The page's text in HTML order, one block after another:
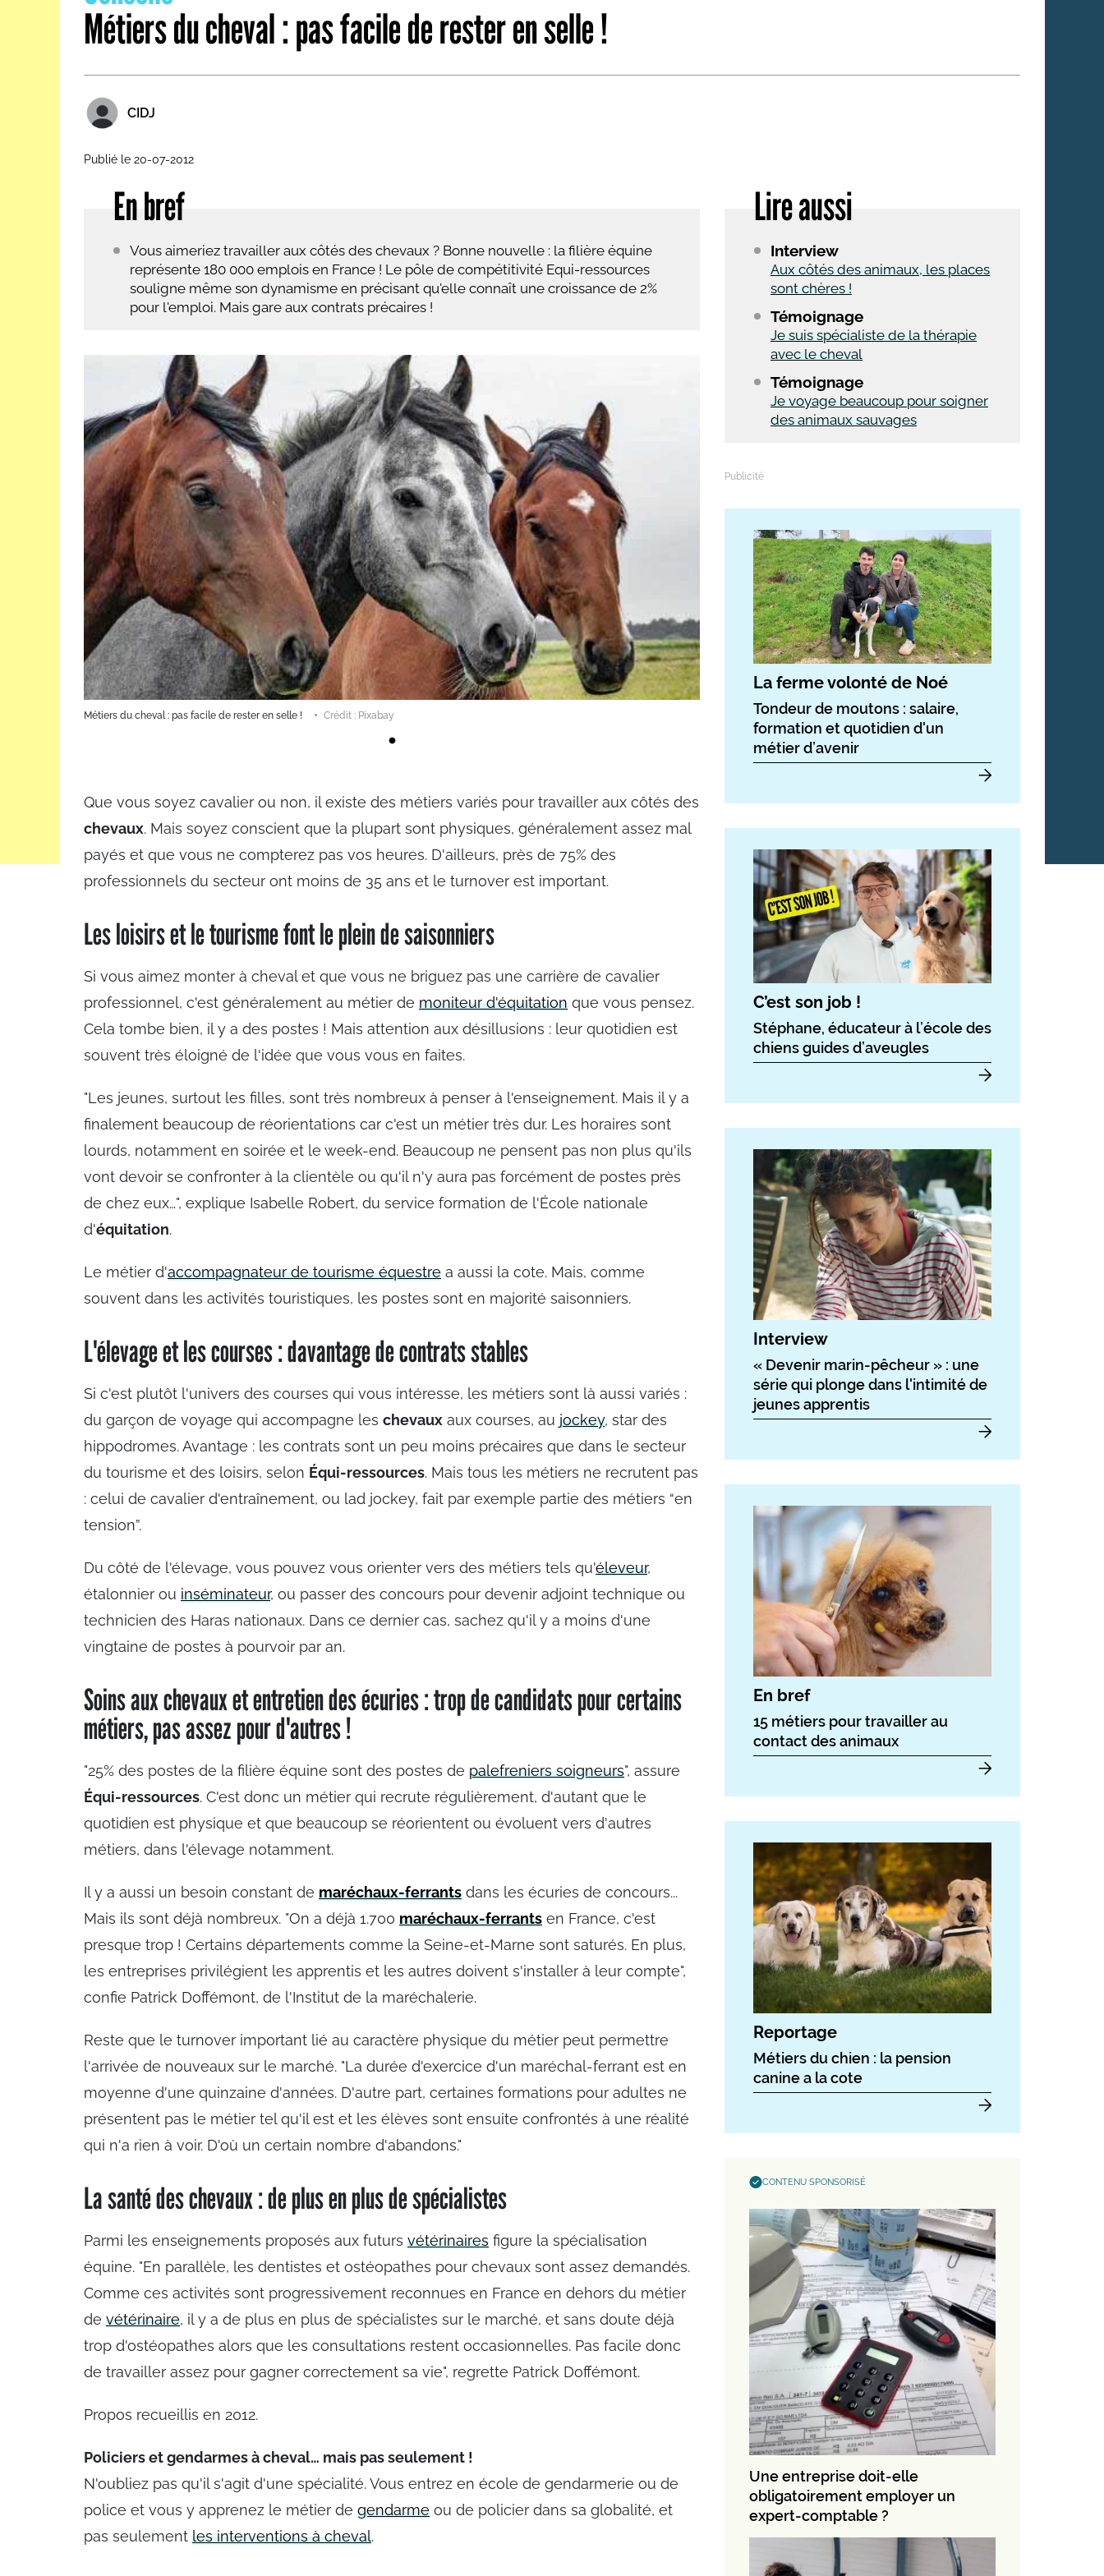
Les métiers par ordre alphabétique Après la 3eme
Avec nos focus métiers
Métiers du cheval : pas facile de rester en selle !
CIDJ
Publié le 20-07-2012
En bref
Vous aimeriez travailler aux côtés des chevaux ? Bonne nouvelle : la filière équine
représente 180 000 emplois en France ! Le pôle de compétitivité Equi-ressources
souligne même son dynamisme en précisant qu'elle connaît une croissance de 2%
pour l'emploi. Mais gare aux contrats précaires !
Métiers du cheval : pas facile de rester en selle ! Crédit : Pixabay
Que vous soyez cavalier ou non, il existe des métiers variés pour travailler aux côtés des
chevaux. Mais soyez conscient que la plupart sont physiques, généralement assez mal
payés et que vous ne compterez pas vos heures. D'ailleurs, près de 75% des
professionnels du secteur ont moins de 35 ans et le turnover est important.
Les loisirs et le tourisme font le plein de saisonniers
Si vous aimez monter à cheval et que vous ne briguez pas une carrière de cavalier
professionnel, c'est généralement au métier de moniteur d'équitation que vous pensez.
Cela tombe bien, il y a des postes ! Mais attention aux désillusions : leur quotidien est
souvent très éloigné de l'idée que vous vous en faites.
"Les jeunes, surtout les filles, sont très nombreux à penser à l'enseignement. Mais il y a
finalement beaucoup de réorientations car c'est un métier très dur. Les horaires sont
lourds, notamment en soirée et le week-end. Beaucoup ne pensent pas non plus qu'ils
vont devoir se confronter à la clientèle ou qu'il n'y aura pas forcément de postes près
de chez eux…", explique Isabelle Robert, du service formation de l'École nationale
d'équitation.
Le métier d'accompagnateur de tourisme équestre a aussi la cote. Mais, comme
souvent dans les activités touristiques, les postes sont en majorité saisonniers.
L'élevage et les courses : davantage de contrats stables
Si c'est plutôt l'univers des courses qui vous intéresse, les métiers sont là aussi variés :
du garçon de voyage qui accompagne les chevaux aux courses, au jockey, star des
hippodromes. Avantage : les contrats sont un peu moins précaires que dans le secteur
du tourisme et des loisirs, selon Équi-ressources. Mais tous les métiers ne recrutent pas
: celui de cavalier d'entraînement, ou lad jockey, fait par exemple partie des métiers “en
tension”.
Du côté de l'élevage, vous pouvez vous orienter vers des métiers tels qu'éleveur,
étalonnier ou inséminateur, ou passer des concours pour devenir adjoint technique ou
technicien des Haras nationaux. Dans ce dernier cas, sachez qu'il y a moins d'une
vingtaine de postes à pourvoir par an.
Soins aux chevaux et entretien des écuries : trop de candidats pour certains
métiers, pas assez pour d'autres !
"25% des postes de la filière équine sont des postes de palefreniers soigneurs", assure
Équi-ressources. C'est donc un métier qui recrute régulièrement, d'autant que le
quotidien est physique et que beaucoup se réorientent ou évoluent vers d'autres
métiers, dans l'élevage notamment.
Il y a aussi un besoin constant de maréchaux-ferrants dans les écuries de concours...
Mais ils sont déjà nombreux. "On a déjà 1.700 maréchaux-ferrants en France, c'est
presque trop ! Certains départements comme la Seine-et-Marne sont saturés. En plus,
les entreprises privilégient les apprentis et les autres doivent s'installer à leur compte",
confie Patrick Doffémont, de l'Institut de la maréchalerie.
Reste que le turnover important lié au caractère physique du métier peut permettre
l'arrivée de nouveaux sur le marché. "La durée d'exercice d'un maréchal-ferrant est en
moyenne d'une quinzaine d'années. D'autre part, certaines formations pour adultes ne
présentent pas le métier tel qu'il est et les élèves sont ensuite confrontés à une réalité
qui n'a rien à voir. D'où un certain nombre d'abandons."
La santé des chevaux : de plus en plus de spécialistes
Parmi les enseignements proposés aux futurs vétérinaires figure la spécialisation
équine. "En parallèle, les dentistes et ostéopathes pour chevaux sont assez demandés.
Comme ces activités sont progressivement reconnues en France en dehors du métier
de vétérinaire, il y a de plus en plus de spécialistes sur le marché, et sans doute déjà
trop d'ostéopathes alors que les consultations restent occasionnelles. Pas facile donc
de travailler assez pour gagner correctement sa vie", regrette Patrick Doffémont.
Propos recueillis en 2012.
Policiers et gendarmes à cheval… mais pas seulement !
N'oubliez pas qu'il s'agit d'une spécialité. Vous entrez en école de gendarmerie ou de
police et vous y apprenez le métier de gendarme ou de policier dans sa globalité, et
pas seulement les interventions à cheval.
Lire aussi
Interview
Aux côtés des animaux, les places
sont chères !
Témoignage
Je suis spécialiste de la thérapie
avec le cheval
Témoignage
Je voyage beaucoup pour soigner
des animaux sauvages
La ferme volonté de Noé
Tondeur de moutons : salaire,
formation et quotidien d'un
métier d’avenir
C’est son job !
Stéphane, éducateur à l’école des
chiens guides d’aveugles
Interview
« Devenir marin-pêcheur » : une
série qui plonge dans l'intimité de
jeunes apprentis
En bref
15 métiers pour travailler au
contact des animaux
Reportage
Métiers du chien : la pension
canine a la cote
CONTENU SPONSORISÉ
Une entreprise doit-elle
obligatoirement employer un
expert-comptable ?